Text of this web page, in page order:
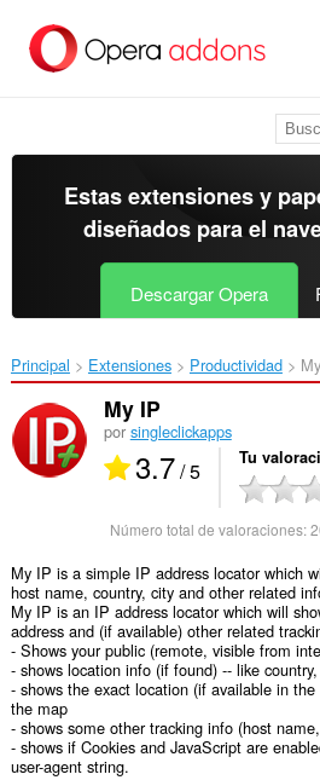
contenido
Estas extensiones y
diseñados para el
Descargar Opera
Principal Extensiones Productividad
My IP
por singleclickapps
3.7/ 5 Tu
Número total de valoraciones:
My IP is a simple IP address locator which
host name, country, city and other related
My IP is an IP address locator which will
address and (if available) other related
- Shows your public (remote, visible from
- shows location info (if found) -- like
- shows the exact location (if available in
the map
- shows some other tracking info (host
- shows if Cookies and JavaScript are
user-agent string.